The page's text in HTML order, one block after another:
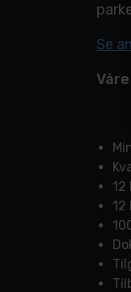
Se
12
12